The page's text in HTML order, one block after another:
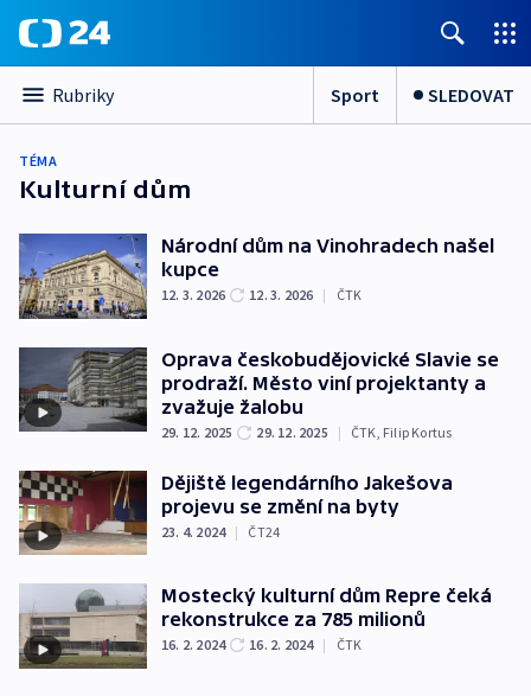
Rubriky Sport SLEDOVAT
TÉMA
Kulturní dům
Národní dům na Vinohradech našel
kupce
12. 3. 2026 12. 3. 2026 | ČTK
Oprava českobudějovické Slavie se
prodraží. Město viní projektanty a
zvažuje žalobu
29. 12. 2025 29. 12. 2025 | ČTK Filip Kortus
Dějiště legendárního Jakešova
projevu se změní na byty
23. 4. 2024 | ČT24
Mostecký kulturní dům Repre čeká
rekonstrukce za 785 milionů
16. 2. 2024 16. 2. 2024 | ČTK